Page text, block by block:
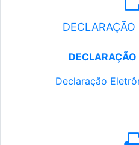
Declaração